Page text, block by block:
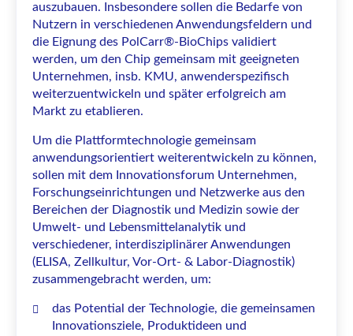
auszubauen. Insbesondere sollen die Bedarfe von
Nutzern in verschiedenen Anwendungsfeldern und
die Eignung des PolCarr®-BioChips validiert
werden, um den Chip gemeinsam mit geeigneten
Unternehmen, insb. KMU, anwenderspezifisch
weiterzuentwickeln und später erfolgreich am
Markt zu etablieren.
Um die Plattformtechnologie gemeinsam
anwendungsorientiert weiterentwickeln zu können,
sollen mit dem Innovationsforum Unternehmen,
Forschungseinrichtungen und Netzwerke aus den
Bereichen der Diagnostik und Medizin sowie der
Umwelt- und Lebensmittelanalytik und
verschiedener, interdisziplinärer Anwendungen
(ELISA, Zellkultur, Vor-Ort- & Labor-Diagnostik)
zusammengebracht werden, um:
das Potential der Technologie, die gemeinsamen
Innovationsziele, Produktideen und